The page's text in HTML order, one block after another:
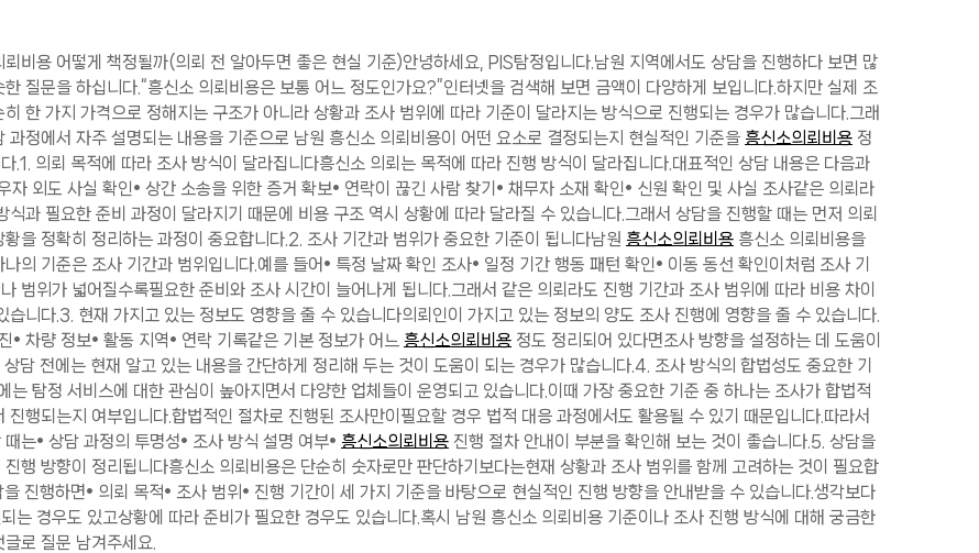
뢰비용 어떻게 책정될까​(의뢰 전 알아두면 좋은 현실 기준)​안녕하세요, PIS탐정입니다.​남원 지역에서도 상담을 진행하다 보면 많
한 질문을 하십니다.​“흥신소 의뢰비용은 보통 어느 정도인가요?”​인터넷을 검색해 보면 금액이 다양하게 보입니다.하지만 실제 조
한 가지 가격으로 정해지는 구조가 아니라 상황과 조사 범위에 따라 기준이 달라지는 방식으로 진행되는 경우가 많습니다.​그래
과정에서 자주 설명되는 내용을 기준으로 남원 흥신소 의뢰비용이 어떤 요소로 결정되는지 현실적인 기준을 흥신소의뢰비용 정
.​1. 의뢰 목적에 따라 조사 방식이 달라집니다​흥신소 의뢰는 목적에 따라 진행 방식이 달라집니다.​대표적인 상담 내용은 다음과
자 외도 사실 확인• 상간 소송을 위한 증거 확보• 연락이 끊긴 사람 찾기• 채무자 소재 확인• 신원 확인 및 사실 조사​같은 의뢰라
식과 필요한 준비 과정이 달라지기 때문에 비용 구조 역시 상황에 따라 달라질 수 있습니다.​그래서 상담을 진행할 때는 먼저 의뢰
황을 정확히 정리하는 과정이 중요합니다.​​2. 조사 기간과 범위가 중요한 기준이 됩니다​남원 흥신소의뢰비용 흥신소 의뢰비용을
나의 기준은 조사 기간과 범위입니다.​예를 들어• 특정 날짜 확인 조사• 일정 기간 행동 패턴 확인• 이동 동선 확인​이처럼 조사 기
범위가 넓어질수록필요한 준비와 조사 시간이 늘어나게 됩니다.​그래서 같은 의뢰라도 진행 기간과 조사 범위에 따라 비용 차이
습니다.​​​3. 현재 가지고 있는 정보도 영향을 줄 수 있습니다​의뢰인이 가지고 있는 정보의 양도 조사 진행에 영향을 줄 수 있습니다.​
• 차량 정보• 활동 지역• 연락 기록​같은 기본 정보가 어느 흥신소의뢰비용 정도 정리되어 있다면조사 방향을 설정하는 데 도움이
상담 전에는 현재 알고 있는 내용을 간단하게 정리해 두는 것이 도움이 되는 경우가 많습니다.​​​4. 조사 방식의 합법성도 중요한 기
는 탐정 서비스에 대한 관심이 높아지면서 다양한 업체들이 운영되고 있습니다.​이때 가장 중요한 기준 중 하나는 조사가 합법적
진행되는지 여부입니다.​합법적인 절차로 진행된 조사만이필요할 경우 법적 대응 과정에서도 활용될 수 있기 때문입니다.​따라서
때는• 상담 과정의 투명성• 조사 방식 설명 여부• 흥신소의뢰비용 진행 절차 안내​이 부분을 확인해 보는 것이 좋습니다.​​​5. 상담을
진행 방향이 정리됩니다​흥신소 의뢰비용은 단순히 숫자로만 판단하기보다는현재 상황과 조사 범위를 함께 고려하는 것이 필요합
을 진행하면• 의뢰 목적• 조사 범위• 진행 기간​이 세 가지 기준을 바탕으로 현실적인 진행 방향을 안내받을 수 있습니다.​생각보다
는 경우도 있고상황에 따라 준비가 필요한 경우도 있습니다.​혹시 남원 흥신소 의뢰비용 기준이나 조사 진행 방식에 대해 궁금한
로 질문 남겨주세요.​​​